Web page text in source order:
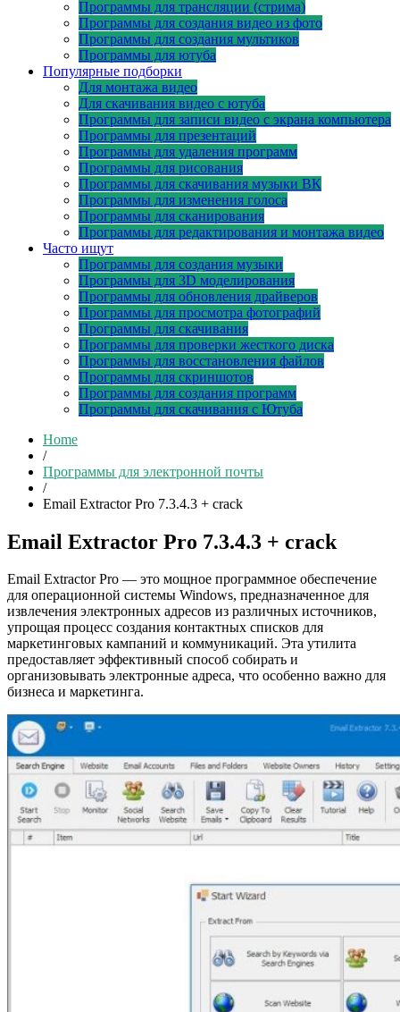
Программы для трансляции (стрима)
Программы для создания видео из фото
Программы для создания мультиков
Программы для ютуба
Популярные подборки
Для монтажа видео
Для скачивания видео с ютуба
Программы для записи видео с экрана компьютера
Программы для презентаций
Программы для удаления программ
Программы для рисования
Программы для скачивания музыки ВК
Программы для изменения голоса
Программы для сканирования
Программы для редактирования и монтажа видео
Часто ищут
Программы для создания музыки
Программы для 3D моделирования
Программы для обновления драйверов
Программы для просмотра фотографий
Программы для скачивания
Программы для проверки жесткого диска
Программы для восстановления файлов
Программы для скриншотов
Программы для создания программ
Программы для скачивания с Ютуба
Home
/
Программы для электронной почты
/
Email Extractor Pro 7.3.4.3 + crack
Email Extractor Pro 7.3.4.3 + crack
Email Extractor Pro — это мощное программное обеспечение
для операционной системы Windows, предназначенное для
извлечения электронных адресов из различных источников,
упрощая процесс создания контактных списков для
маркетинговых кампаний и коммуникаций. Эта утилита
предоставляет эффективный способ собирать и
организовывать электронные адреса, что особенно важно для
бизнеса и маркетинга.